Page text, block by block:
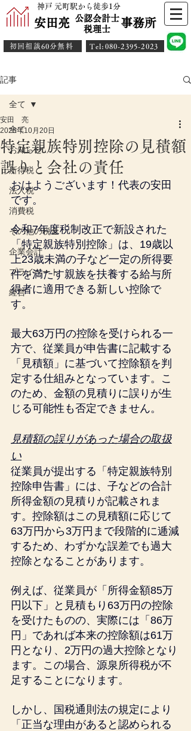
神戸 元町駅から徒歩1分
安田亮 事務所
公認会計士
​税理士
初回相談60分無料 ​Tel:080-2395-2023
記事
全て
お知らせ
所得税
法人税
消費税
その他の税金
企業会計
プライベート
経営
全て
特定親族特別控除の見積額
誤りと会社の責任
安田 亮
2025年10月20日
おはようございます！代表の安田
です。
令和7年度税制改正で新設された
「特定親族特別控除」は、19歳以
上23歳未満の子など一定の所得要
件を満たす親族を扶養する給与所
得者に適用できる新しい控除で
す。
最大63万円の控除を受けられる一
方で、従業員が申告書に記載する
「見積額」に基づいて控除額を判
定する仕組みとなっています。こ
のため、金額の見積りに誤りが生
じる可能性も否定できません。
見積額の誤りがあった場合の取扱
い
従業員が提出する「特定親族特別
控除申告書」には、子などの合計
所得金額の見積りが記載されま
す。控除額はこの見積額に応じて
63万円から3万円まで段階的に逓減
するため、わずかな誤差でも過大
控除となることがあります。
例えば、従業員が「所得金額85万
円以下」と見積もり63万円の控除
を受けたものの、実際には「86万
円」であれば本来の控除額は61万
円となり、2万円の過大控除となり
ます。この場合、源泉所得税が不
足することになります。
しかし、国税通則法の規定により
「正当な理由があると認められる